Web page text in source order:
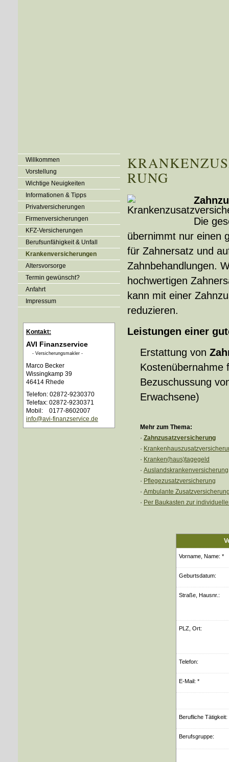
Willkommen
Vorstellung
Wichtige Neuigkeiten
Informationen & Tipps
Privatversicherungen
Firmenversicherungen
KFZ-Versicherungen
Berufsunfähigkeit & Unfall
Kranken­ver­si­che­rungen
Alters­vorsorge
Termin gewünscht?
Anfahrt
Impressum
Kontakt:
AVI Finanzservice
- Ver­sicherungs­makler -
Marco Becker
Wissingkamp 39
46414 Rhede
Telefon: 02872-9230370
Telefax: 02872-9230371
Mobil: 0177-8602007
info@avi-finanzservice.de
RUNG
Die
übernimmt nur einen
für Zahnersatz und
Zahnbehandlungen.
hochwertigen
kann mit einer
reduzieren.
Leistungen einer
Erstattung von
Kostenübernahme
Bezuschussung
Erwachsene)
Mehr zum Thema:
· Zahn­zu­satz­ver­si­che­rung
·
· Kranken(haus)tagegeld
· Auslandskrankenversicherung
· Pflegezusatzversicherung
· Ambulante
· Per Baukasten zur
Vorname, Name: *
Geburts­datum:
Straße, Hausnr.:
PLZ, Ort:
Telefon:
E-Mail: *
Berufliche Tätigkeit:
Berufsgruppe: